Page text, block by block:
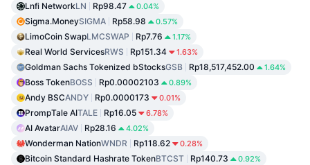
Lnfi NetworkLN Rp98.47 0.04%
Sigma.MoneySIGMA Rp58.98 0.57%
LimoCoin SwapLMCSWAP Rp7.76 1.17%
Real World ServicesRWS Rp151.34 1.63%
Goldman Sachs Tokenized bStocksGSB Rp18,517,452.00 1.64%
Boss TokenBOSS Rp0.00002103 0.89%
Andy BSCANDY Rp0.0000173 0.01%
PrompTale AITALE Rp16.05 6.78%
AI AvatarAIAV Rp28.16 4.02%
Wonderman NationWNDR Rp118.62 0.28%
Bitcoin Standard Hashrate TokenBTCST Rp140.73 0.92%